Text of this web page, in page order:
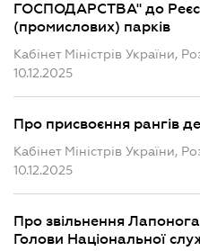
ГОСПОДАРСТВА" до
(промислових) парків
Кабінет Міністрів України,
10.12.2025
Про присвоєння рангів
Кабінет Міністрів України,
10.12.2025
Про звільнення
Голови Національної